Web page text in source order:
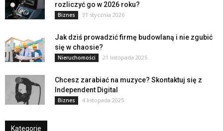
rozliczyć go w 2026 roku?
Biznes 31 stycznia 2026
Jak dziś prowadzić firmę budowlaną i nie zgubić
się w chaosie?
Nieruchomości 21 listopada 2025
Chcesz zarabiać na muzyce? Skontaktuj się z
Independent Digital
Biznes 4 listopada 2025
Kategorie